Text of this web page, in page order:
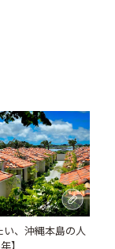
い、沖縄本島の人
】